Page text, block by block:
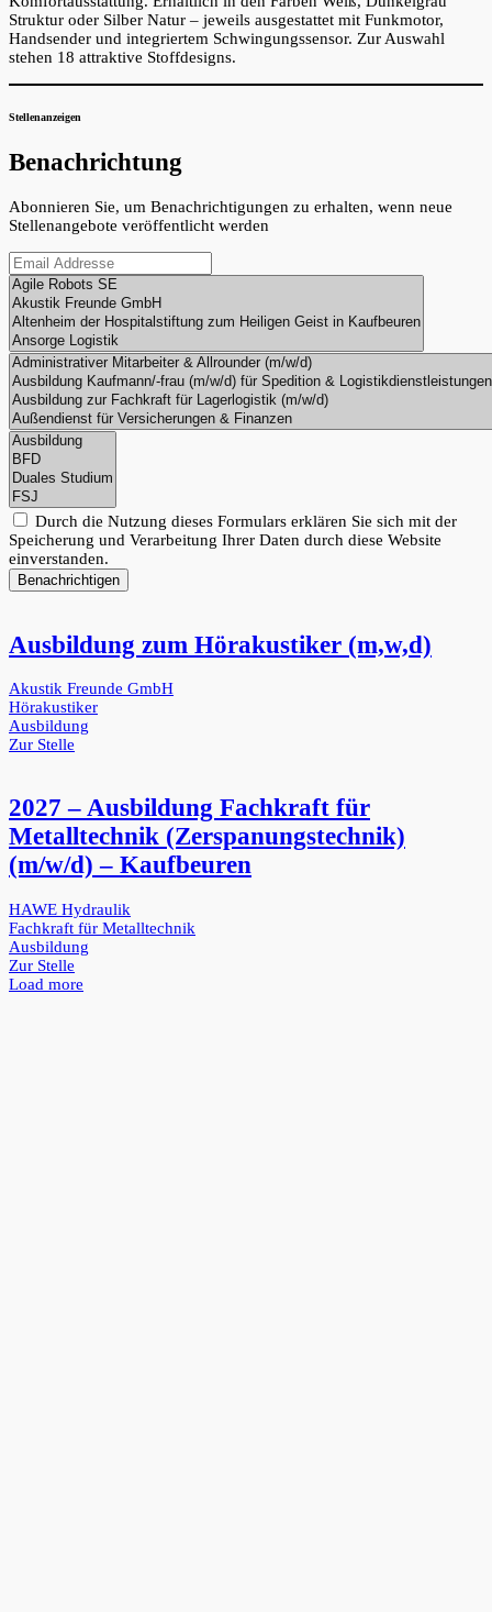
Struktur oder Silber Natur – jeweils ausgestattet mit Funkmotor,
Handsender und integriertem Schwingungssensor. Zur Auswahl
stehen 18 attraktive Stoffdesigns.
Stellenanzeigen
Benachrichtung
Abonnieren Sie, um Benachrichtigungen zu erhalten, wenn neue
Stellenangebote veröffentlicht werden
Durch die Nutzung dieses Formulars erklären Sie sich mit der
Speicherung und Verarbeitung Ihrer Daten durch diese Website
einverstanden.
Benachrichtigen
Ausbildung zum Hörakustiker (m,w,d)
Akustik Freunde GmbH
Hörakustiker
Ausbildung
Zur Stelle
2027 – Ausbildung Fachkraft für
Metalltechnik (Zerspanungstechnik)
(m/w/d) – Kaufbeuren
HAWE Hydraulik
Fachkraft für Metalltechnik
Ausbildung
Zur Stelle
Load more